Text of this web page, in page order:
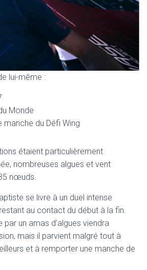
lui-même :
Monde
manche du Défi Wing
étaient particulièrement
nombreuses algues et vent
nœuds.
se livre à un duel intense
au contact du début à la fin.
un amas d’algues viendra
mais il parvient malgré tout à
et à remporter une manche de